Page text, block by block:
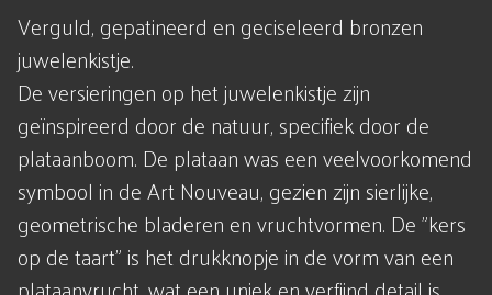
Verguld, gepatineerd en geciseleerd bronzen
juwelenkistje.
De versieringen op het juwelenkistje zijn
geïnspireerd door de natuur, specifiek door de
plataanboom. De plataan was een veelvoorkomend
symbool in de Art Nouveau, gezien zijn sierlijke,
geometrische bladeren en vruchtvormen. De "kers
op de taart" is het drukknopje in de vorm van een